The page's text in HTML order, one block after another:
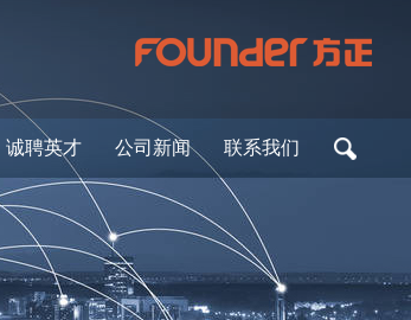
诚聘英才 公司新闻 联系我们